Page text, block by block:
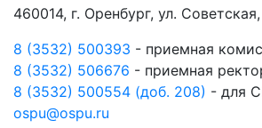
460014, г. Оренбург, ул. Советская,
8 (3532) 500393 - приемная
8 (3532) 506676 - приемная
8 (3532) 500554 (доб. 208) - для
ospu@ospu.ru